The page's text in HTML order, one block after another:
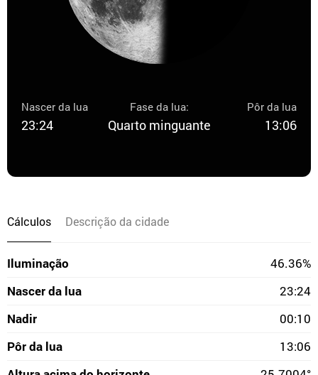
Nascer da lua
23:24
Fase da lua:
Quarto minguante
Pôr da lua
13:06
Cálculos Descrição da cidade
Iluminação
46.36%
Nascer da lua
23:24
Nadir
00:10
Pôr da lua
13:06